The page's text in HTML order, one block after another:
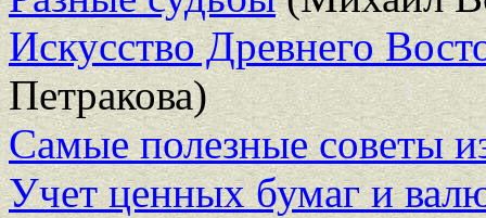
Искусство Древнего
Петракова)
Самые полезные советы
Учет ценных бумаг и